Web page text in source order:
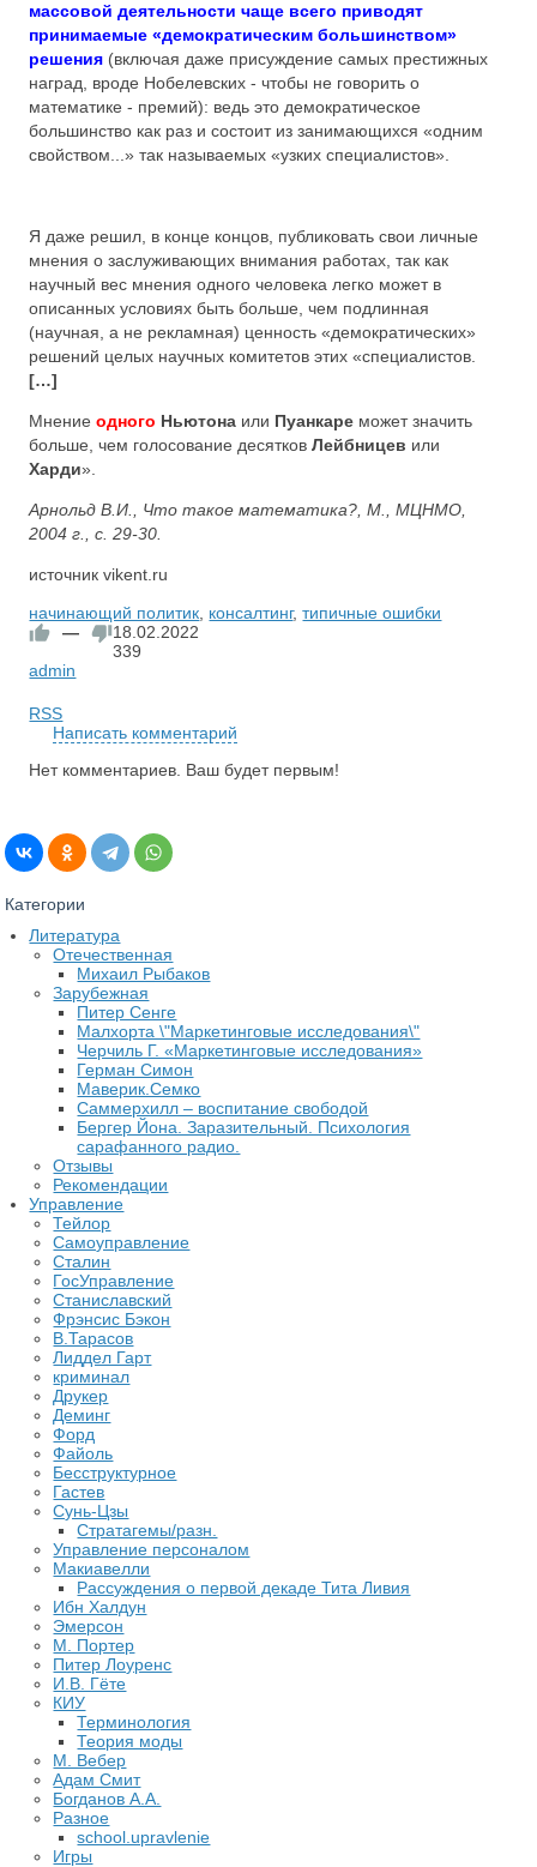
массовой деятельности чаще всего приводят
принимаемые «демократическим большинством»
решения (включая даже присуждение самых престижных
наград, вроде Нобелевских - чтобы не говорить о
математике - премий): ведь это демократическое
большинство как раз и состоит из занимающихся «одним
свойством...» так называемых «узких специалистов».
Я даже решил, в конце концов, публиковать свои личные
мнения о заслуживающих внимания работах, так как
научный вес мнения одного человека легко может в
описанных условиях быть больше, чем подлинная
(научная, а не рекламная) ценность «демократических»
решений целых научных комитетов этих «специалистов.
[…]
Мнениеодного Ньютона или Пуанкаре может значить
больше, чем голосование десятковЛейбницев или
Харди».
Арнольд В.И., Что такое математика?, М., МЦНМО,
2004 г., с. 29-30.
источник vikent.ru
начинающий политик консалтинг,типичные ошибки
—
18.02.2022
339
admin
RSS
Написать комментарий
Нет комментариев. Ваш будет первым!
Категории
Литература
Отечественная
Михаил Рыбаков
Зарубежная
Питер Сенге
Малхорта \"Маркетинговые исследования\"
Черчиль Г. «Маркетинговые исследования»
Герман Симон
Маверик.Семко
Саммерхилл – воспитание свободой
Бергер Йона. Заразительный. Психология
сарафанного радио.
Отзывы
Рекомендации
Управление
Тейлор
Самоуправление
Сталин
ГосУправление
Станиславский
Фрэнсис Бэкон
В.Тарасов
Лиддел Гарт
криминал
Друкер
Деминг
Форд
Файоль
Бесструктурное
Гастев
Сунь-Цзы
Стратагемы/разн.
Управление персоналом
Макиавелли
Рассуждения о первой декаде Тита Ливия
Ибн Халдун
Эмерсон
М. Портер
Питер Лоуренс
И.В. Гёте
КИУ
Терминология
Теория моды
М. Вебер
Адам Смит
Богданов А.А.
Разное
school.upravlenie
Игры